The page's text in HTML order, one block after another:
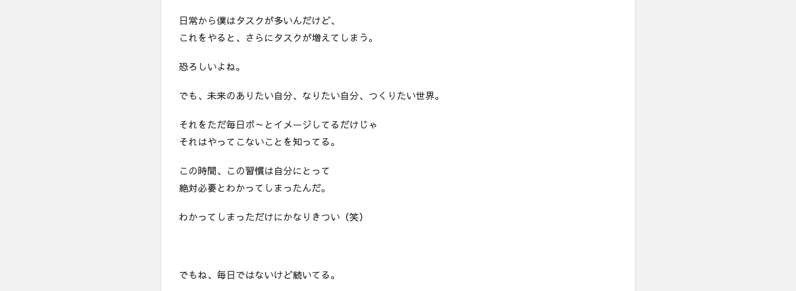
の
せ
い
ゃ
い
日常から僕はタスクが多いんだけど、
これをやると、さらにタスクが増えてしまう。
恐ろしいよね。
でも、未来のありたい自分、なりたい自分、つくりたい世界。
それをただ毎日ボ～とイメージしてるだけじゃ
それはやってこないことを知ってる。
この時間、この習慣は自分にとって
絶対必要とわかってしまったんだ。
わかってしまっただけにかなりきつい（笑）
でもね、毎日ではないけど続いてる。